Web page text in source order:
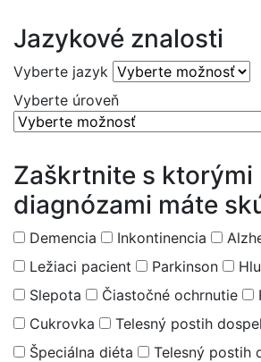
Jazykové znalosti
Vyberte jazyk
Vyberte úroveň
Zaškrtnite s ktorými
diagnózami máte
Demencia Inkontinencia
Ležiaci pacient
Parkinson
Slepota
Čiastočné ochrnutie
Cukrovka
Telesný postih
Špeciálna diéta
Telesný postih